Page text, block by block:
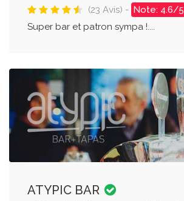
(23 Avis) - Note: 4.6/5
Super bar et patron sympa !....
ATYPIC BAR